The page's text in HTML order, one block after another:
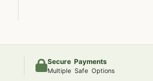
Secure Payments
Multiple Safe Options